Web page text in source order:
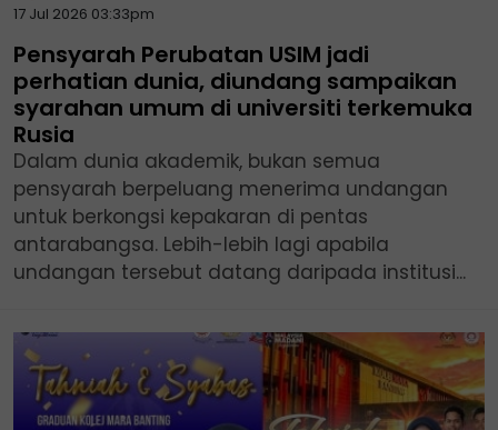
17 Jul 2026 03:33pm
Pensyarah Perubatan USIM jadi
perhatian dunia, diundang sampaikan
syarahan umum di universiti terkemuka
Rusia
Dalam dunia akademik, bukan semua
pensyarah berpeluang menerima undangan
untuk berkongsi kepakaran di pentas
antarabangsa. Lebih-lebih lagi apabila
undangan tersebut datang daripada institusi...